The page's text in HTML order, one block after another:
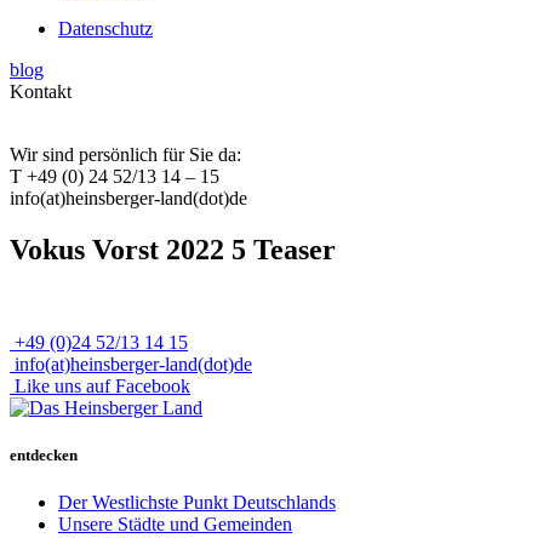
Datenschutz
blog
Kontakt
Wir sind persönlich für Sie da:
T +49 (0) 24 52/13 14 – 15
info(at)heinsberger-land(dot)de
Vokus Vorst 2022 5 Teaser
+49 (0)24 52/13 14 15
info(at)heinsberger-land(dot)de
Like uns auf Facebook
entdecken
Der Westlichste Punkt Deutschlands
Unsere Städte und Gemeinden